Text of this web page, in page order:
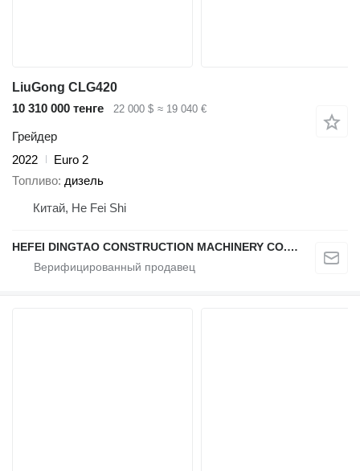
LiuGong CLG420
10 310 000 тенге
22 000 $ ≈ 19 040 €
Грейдер
2022
Euro 2
Топливо дизель
Китай, He Fei Shi
HEFEI DINGTAO CONSTRUCTION MACHINERY CO., LIMITED